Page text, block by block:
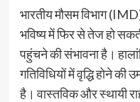
भारतीय मौसम विभाग
भविष्य में फिर से तेज हो
पहुंचने की संभावना है।
गतिविधियों में वृद्धि होने
है। वास्तविक और स्थायी